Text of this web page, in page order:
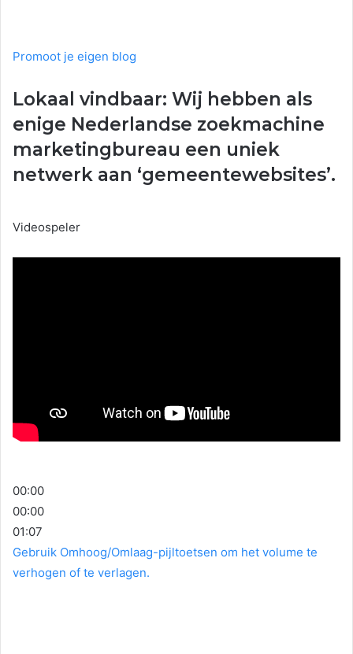
Promoot je eigen blog
Lokaal vindbaar: Wij hebben als
enige Nederlandse zoekmachine
marketingbureau een uniek
netwerk aan ‘gemeentewebsites’.
Videospeler
00:00
00:00
01:07
Gebruik Omhoog/Omlaag-pijltoetsen om het volume te
verhogen of te verlagen.